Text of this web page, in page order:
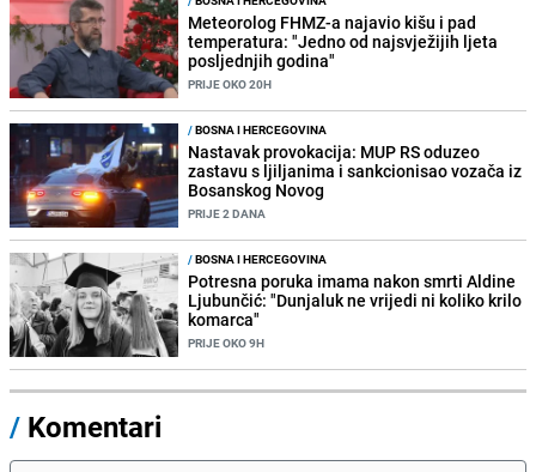
Meteorolog FHMZ-a najavio kišu i pad
temperatura: "Jedno od najsvježijih ljeta
posljednjih godina"
PRIJE OKO 20H
/BOSNA I HERCEGOVINA
Nastavak provokacija: MUP RS oduzeo
zastavu s ljiljanima i sankcionisao vozača iz
Bosanskog Novog
PRIJE 2 DANA
/BOSNA I HERCEGOVINA
Potresna poruka imama nakon smrti Aldine
Ljubunčić: "Dunjaluk ne vrijedi ni koliko krilo
komarca"
PRIJE OKO 9H
/ Komentari